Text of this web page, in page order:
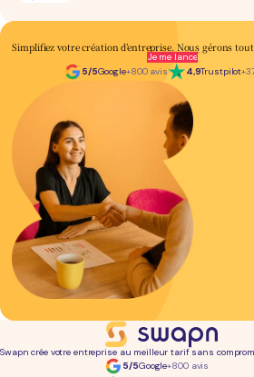
Simplifiez votre création d’entreprise. Nous gérons
Je me lance
5/5Google+800 avis 4,9Trustpilot
Swapn crée votre entreprise au meilleur tarif sans
5/5Google+800 avis